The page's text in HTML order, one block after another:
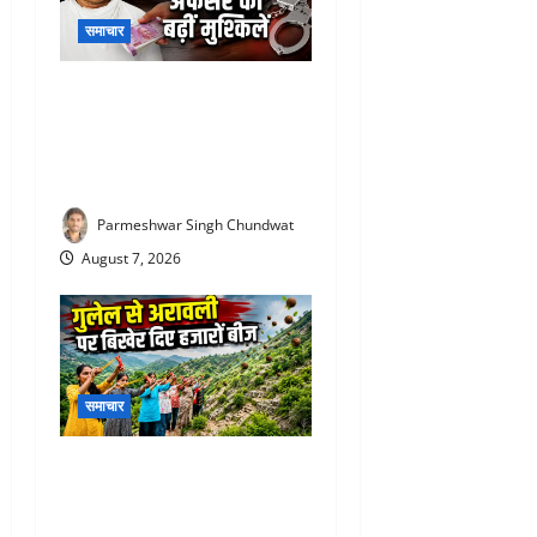
समाचार
Parmeshwar Singh Chundwat
August 7, 2026
समाचार